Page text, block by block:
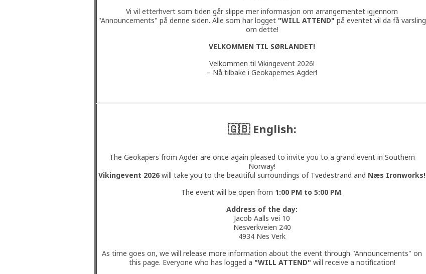
Vi vil etterhvert som tiden går slippe mer informasjon om arrangementet igjennom
"Announcements" på denne siden. Alle som har logget "WILL ATTEND" på eventet vil da få varsling
om dette!
VELKOMMEN TIL SØRLANDET!
Velkommen til Vikingevent 2026!
– Nå tilbake i Geokapernes Agder!
🇬🇧 English:
The Geokapers from Agder are once again pleased to invite you to a grand event in Southern
Norway!
Vikingevent 2026will take you to the beautiful surroundings of Tvedestrand and Næs Ironworks!
The event will be open from 1:00 PM to 5:00 PM.
Address of the day:
Jacob Aalls vei 10
Nesverkveien 240
4934 Nes Verk
As time goes on, we will release more information about the event through "Announcements" on
this page. Everyone who has logged a "WILL ATTEND" will receive a notification!